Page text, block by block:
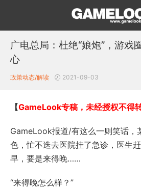
广电总局：杜绝“娘炮”，游戏
心
政策动态/解读 2021-09-03
【GameLook专稿，未经授权不得
GameLook报道/有这么一则笑话，
色，忙不迭去医院挂了急诊，医生
早，要是来得晚……
“来得晚怎么样？”